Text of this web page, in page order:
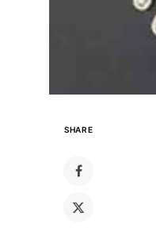
SHARE